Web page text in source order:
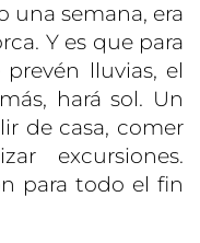
una semana, era
Y es que para
lluvias, el
hará sol. Un
de casa, comer
excursiones.
para todo el fin